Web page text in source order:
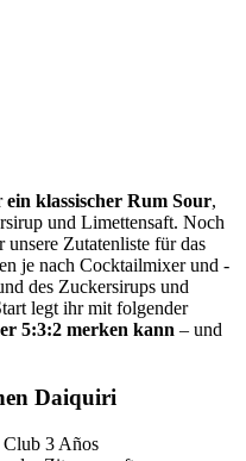
ein klassischer Rum Sour,
und Limettensaft. Noch
Zutatenliste für das
je nach Cocktailmixer und -
des Zuckersirups und
legt ihr mit folgender
5:3:2 merken kann – und
Daiquiri
3 Años